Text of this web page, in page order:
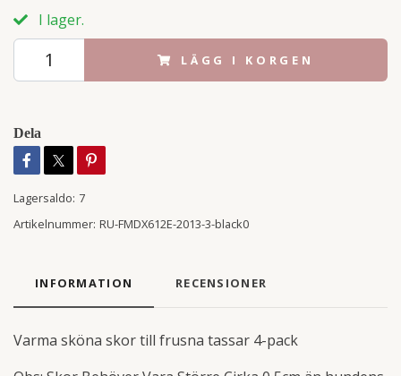
I lager.
LÄGG I KORGEN
Dela
Lagersaldo: 7
Artikelnummer: RU-FMDX612E-2013-3-black0
INFORMATION RECENSIONER
Varma sköna skor till frusna tassar 4-pack